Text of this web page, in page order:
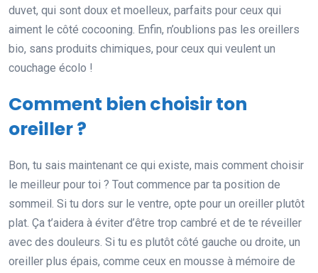
duvet, qui sont doux et moelleux, parfaits pour ceux qui
aiment le côté cocooning. Enfin, n’oublions pas les oreillers
bio, sans produits chimiques, pour ceux qui veulent un
couchage écolo !
Comment bien choisir ton
oreiller ?
Bon, tu sais maintenant ce qui existe, mais comment choisir
le meilleur pour toi ? Tout commence par ta position de
sommeil. Si tu dors sur le ventre, opte pour un oreiller plutôt
plat. Ça t’aidera à éviter d’être trop cambré et de te réveiller
avec des douleurs. Si tu es plutôt côté gauche ou droite, un
oreiller plus épais, comme ceux en mousse à mémoire de